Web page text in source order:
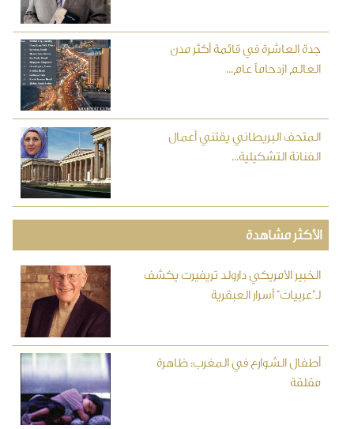
جدة العاشرة في قائمة أكثر مدن
العالم ازدحاماً عام...
المتحف البريطاني يقتني أعمال
الفنانة التشكيلية...
الأكثر مشاهدة
الخبير الأمريكي دارولد تريفيرت يكشف
لـ"عربيات" أسرار العبقرية
أطفال الشوارع في المغرب: ظاهرة
مقلقة